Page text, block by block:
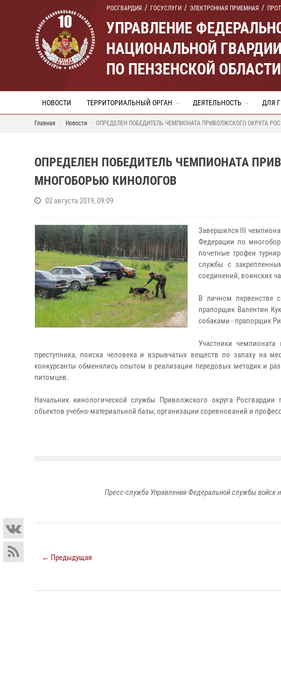
РОСГВАРДИЯ ГОСУСЛУГИ ЭЛЕКТРОННАЯ ПРИЕМНАЯ
УПРАВЛЕНИЕ
НАЦИОНАЛЬНОЙ
ПО ПЕНЗЕНСКОЙ ОБЛАСТИ
НОВОСТИ ТЕРРИТОРИАЛЬНЫЙ ОРГАН ДЕЯТЕЛЬНОСТЬ ДЛЯ
Главная Новости ОПРЕДЕЛЕН ПОБЕДИТЕЛЬ ЧЕМПИОНАТА ПРИВОЛЖСКОГО ОКРУГА
ОПРЕДЕЛЕН ПОБЕДИТЕЛЬ ЧЕМПИОНАТА
МНОГОБОРЬЮ КИНОЛОГОВ
02 августа 2019, 09:09
Завершился III
Федерации по
почетные трофеи
службы с
соединений, воинских
В личном первенстве
прапорщик Валентин
собаками - прапорщик
Участники
преступника, поиска человека и взрывчатых веществ по запаху на
конкурсанты обменялись опытом в реализации передовых методик и
питомцев.
Начальник кинологической службы Приволжского округа
объектов учебно-материальной базы, организации соревнований и
Пресс-служба Управления Федеральной службы войск
← Предыдущая